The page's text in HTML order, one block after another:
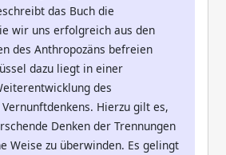
das Buch die
wir uns erfolgreich aus den
des Anthropozäns befreien
dazu liegt in einer
des
Hierzu gilt es,
Denken der Trennungen
Weise zu überwinden. Es gelingt